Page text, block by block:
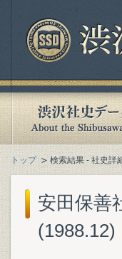
トップ 検索結果 - 社史詳
安田保善
(1988.12)